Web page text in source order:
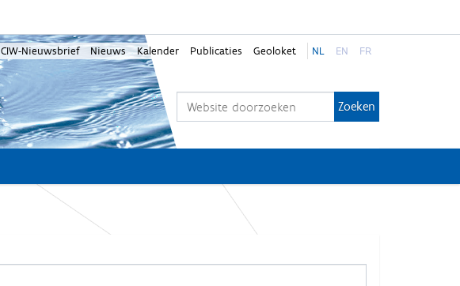
CIW-Nieuwsbrief Nieuws Kalender Publicaties Geoloket NL EN FR